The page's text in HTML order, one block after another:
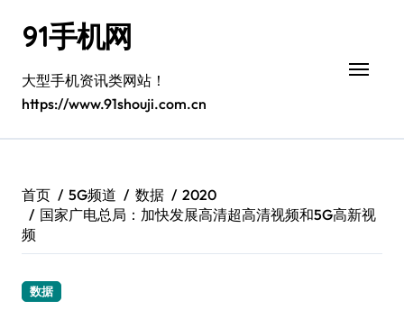
91手机网
大型手机资讯类网站！
https://www.91shouji.com.cn
首页 5G频道 数据
2020
国家广电总局：加快发展高清超高清视频和5G高新视
频
数据